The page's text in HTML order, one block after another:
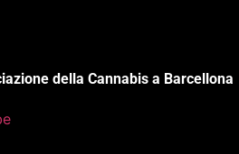
della Cannabis a Barcellona